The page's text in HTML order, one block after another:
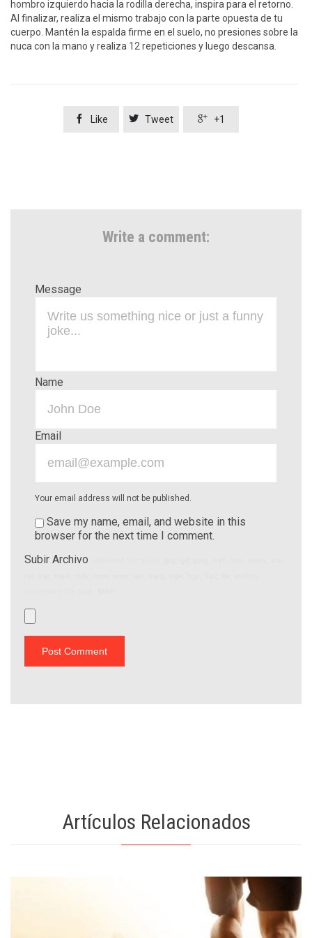
hombro izquierdo hacia la rodilla derecha, inspira para el retorno.
Al finalizar, realiza el mismo trabajo con la parte opuesta de tu
cuerpo. Mantén la espalda firme en el suelo, no presiones sobre la
nuca con la mano y realiza 12 repeticiones y luego descansa.
 Like  Tweet  +1
Write a comment:
Message
Name
Email
Your email address will not be published.
Save my name, email, and website in this
browser for the next time I comment.
Subir Archivo
Artículos Relacionados